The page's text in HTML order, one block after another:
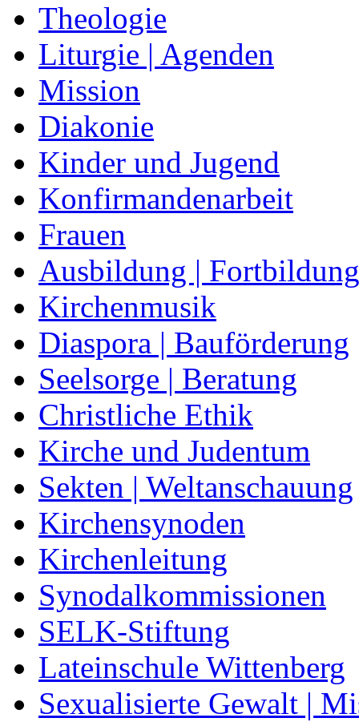
Theologie
Liturgie | Agenden
Mission
Diakonie
Kinder und Jugend
Konfirmandenarbeit
Frauen
Ausbildung | Fortbildung
Kirchenmusik
Diaspora | Bauförderung
Seelsorge | Beratung
Christliche Ethik
Kirche und Judentum
Sekten | Weltanschauung
Kirchensynoden
Kirchenleitung
Synodalkommissionen
SELK-Stiftung
Lateinschule Wittenberg
Sexualisierte Gewalt |